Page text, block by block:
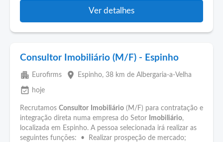
Ver detalhes
Consultor Imobiliário (M/F) - Espinho
apartment Eurofirms place Espinho, 38 km de Albergaria-a-Velha
event_available hoje
Recrutamos Consultor Imobiliário (M/F) para contratação e
integração direta numa empresa do Setor
Imobiliário,
localizada em Espinho. A pessoa selecionada irá realizar as
seguintes funções: • Realizar prospeção de mercado;